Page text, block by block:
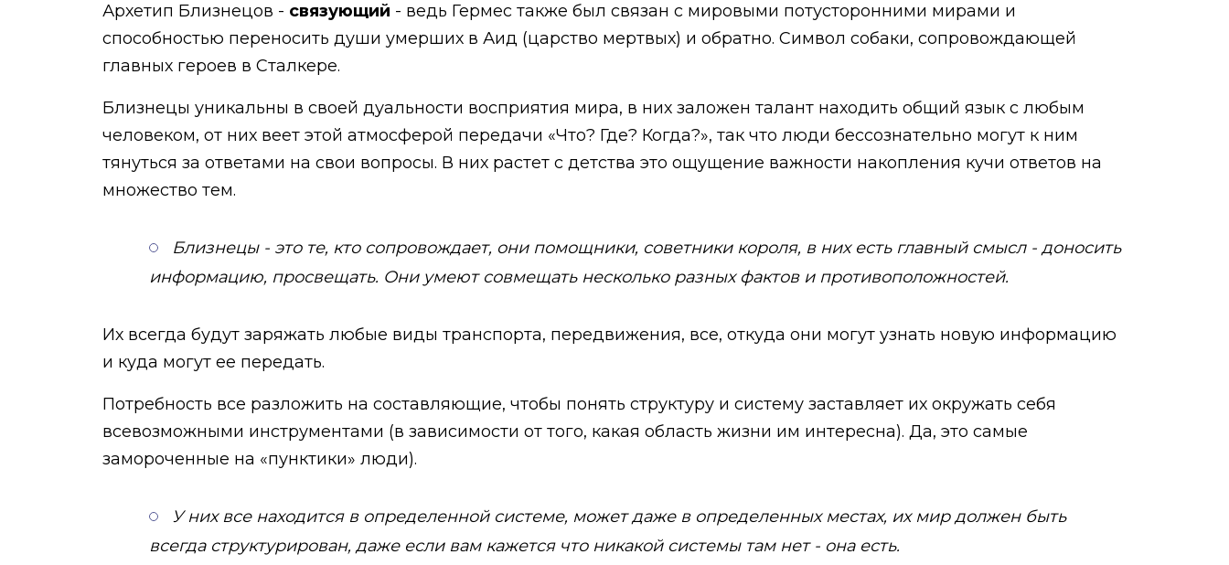
Архетип Близнецов - связующий - ведь Гермес также был связан с мировыми потусторонними мирами и
способностью переносить души умерших в Аид (царство мертвых) и обратно. Символ собаки, сопровождающей
главных героев в Сталкере.
Близнецы уникальны в своей дуальности восприятия мира, в них заложен талант находить общий язык с любым
человеком, от них веет этой атмосферой передачи «Что? Где? Когда?», так что люди бессознательно могут к ним
тянуться за ответами на свои вопросы. В них растет с детства это ощущение важности накопления кучи ответов на
множество тем.
Близнецы - это те, кто сопровождает, они помощники, советники короля, в них есть главный смысл - доносить
информацию, просвещать. Они умеют совмещать несколько разных фактов и противоположностей.
Их всегда будут заряжать любые виды транспорта, передвижения, все, откуда они могут узнать новую информацию
и куда могут ее передать.
Потребность все разложить на составляющие, чтобы понять структуру и систему заставляет их окружать себя
всевозможными инструментами (в зависимости от того, какая область жизни им интересна). Да, это самые
замороченные на «пунктики» люди).
У них все находится в определенной системе, может даже в определенных местах, их мир должен быть
всегда структурирован, даже если вам кажется что никакой системы там нет - она есть.